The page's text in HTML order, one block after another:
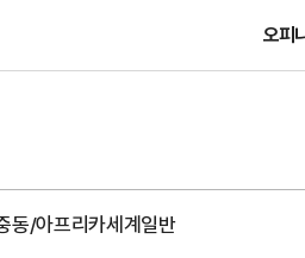
오피
동/아프리카세계일반